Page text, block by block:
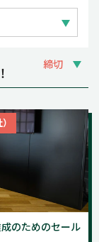
締切
のためのセール